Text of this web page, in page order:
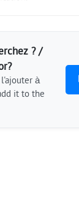
? /
l'ajouter à
it to the